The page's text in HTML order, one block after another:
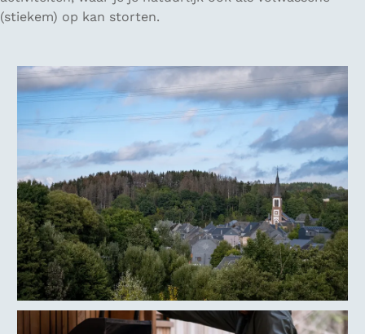
(stiekem) op kan storten.